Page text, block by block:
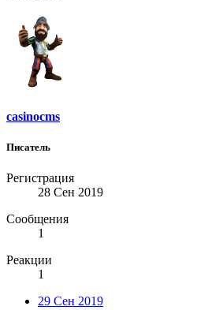
casinocms
Писатель
Регистрация
28 Сен 2019
Сообщения
1
Реакции
1
29 Сен 2019